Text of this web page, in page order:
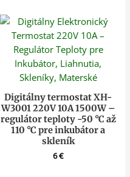
Digitálny termostat XH-
W3001 220V 10A 1500W –
regulátor teploty -50 °C až
110 °C pre inkubátor a
skleník
6€